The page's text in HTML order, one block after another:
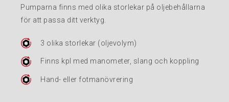
Avdragare
Tjänster
Kundcenter
Pumparna finns med olika storlekar på oljebehållarna
för att passa ditt verktyg.
3 olika storlekar (oljevolym)
Finns kpl med manometer, slang och koppling
Hand- eller fotmanövrering